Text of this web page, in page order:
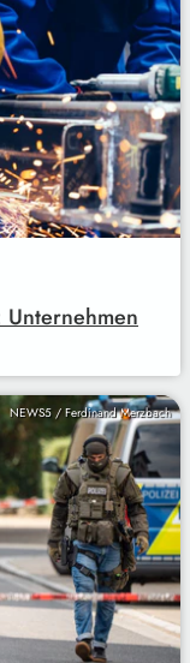
NEWS5 / Ferdinand Merzbach